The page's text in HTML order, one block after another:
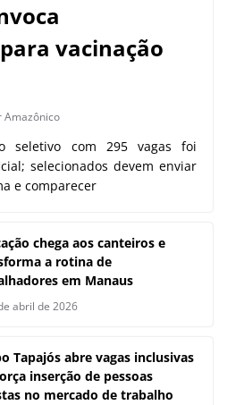
vacinação
Amazônico
seletivo com 295 vagas foi
selecionados devem enviar
e comparecer
chega aos canteiros e
a rotina de
em Manaus
abril de 2026
Tapajós abre vagas inclusivas
inserção de pessoas
no mercado de trabalho